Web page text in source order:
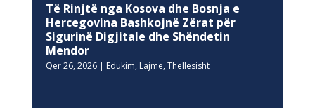
Të Rinjtë nga Kosova dhe Bosnja e
Hercegovina Bashkojnë Zërat për
Sigurinë Digjitale dhe Shëndetin
Mendor
Qer 26, 2026| Edukim, Lajme, Thellesisht